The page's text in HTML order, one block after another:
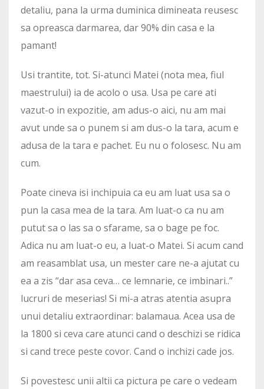
detaliu, pana la urma duminica dimineata reusesc
sa opreasca darmarea, dar 90% din casa e la
pamant!
Usi trantite, tot. Si-atunci Matei (nota mea, fiul
maestrului) ia de acolo o usa. Usa pe care ati
vazut-o in expozitie, am adus-o aici, nu am mai
avut unde sa o punem si am dus-o la tara, acum e
adusa de la tara e pachet. Eu nu o folosesc. Nu am
cum.
Poate cineva isi inchipuia ca eu am luat usa sa o
pun la casa mea de la tara. Am luat-o ca nu am
putut sa o las sa o sfarame, sa o bage pe foc.
Adica nu am luat-o eu, a luat-o Matei. Si acum cand
am reasamblat usa, un mester care ne-a ajutat cu
ea a zis “dar asa ceva… ce lemnarie, ce imbinari..”
lucruri de meserias! Si mi-a atras atentia asupra
unui detaliu extraordinar: balamaua. Acea usa de
la 1800 si ceva care atunci cand o deschizi se ridica
si cand trece peste covor. Cand o inchizi cade jos.
Si povestesc unii altii ca pictura pe care o vedeam